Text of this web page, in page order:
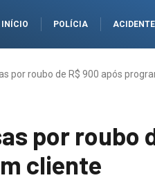
INÍCIO POLÍCIA
por roubo de R$ 900 após
por roubo
cliente